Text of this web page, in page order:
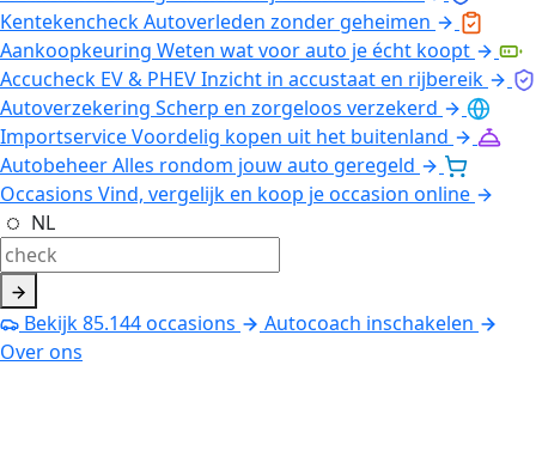
KentekencheckAutoverleden zonder geheimen
Aankoopkeuring Weten wat voor auto je écht koopt
Accucheck EV & PHEVInzicht in accustaat en rijbereik
Autoverzekering Scherp en zorgeloos verzekerd
ImportserviceVoordelig kopen uit het buitenland
AutobeheerAlles rondom jouw auto geregeld
Occasions Vind, vergelijk en koop je occasion online
NL
Bekijk85.144occasions
Autocoach inschakelen
Over ons